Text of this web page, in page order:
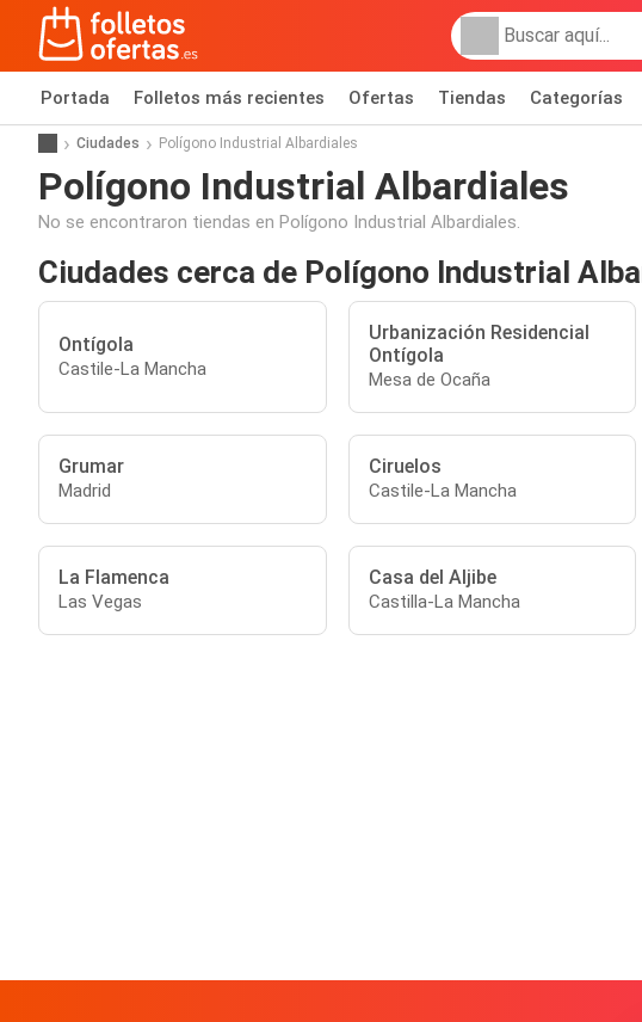
Portada Folletos más recientes Ofertas Tiendas Categorías
Ciudades Polígono Industrial Albardiales
Polígono Industrial Albardiales
No se encontraron tiendas en Polígono Industrial Albardiales.
Ciudades cerca de Polígono Industrial
Ontígola
Castile-La Mancha
Urbanización Residencial
Ontígola
Mesa de Ocaña
Grumar
Madrid
Ciruelos
Castile-La Mancha
La Flamenca
Las Vegas
Casa del Aljibe
Castilla-La Mancha